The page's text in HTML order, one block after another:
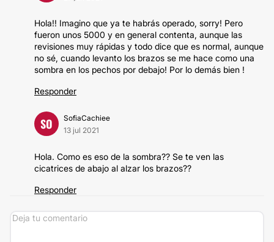
Hola!! Imagino que ya te habrás operado, sorry! Pero
fueron unos 5000 y en general contenta, aunque las
revisiones muy rápidas y todo dice que es normal, aunque
no sé, cuando levanto los brazos se me hace como una
sombra en los pechos por debajo! Por lo demás bien !
Responder
SO
SofiaCachiee
13 jul 2021
Hola. Como es eso de la sombra?? Se te ven las
cicatrices de abajo al alzar los brazos??
Responder